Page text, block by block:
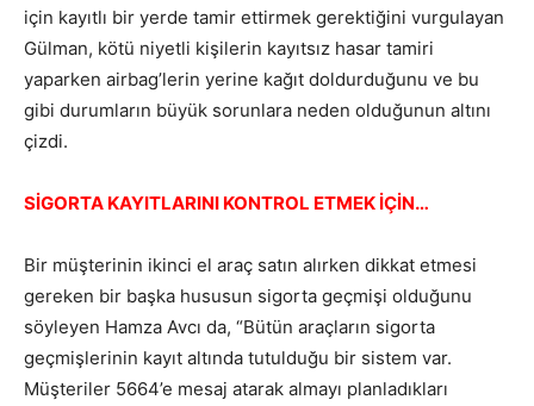
için kayıtlı bir yerde tamir ettirmek gerektiğini vurgulayan
Gülman, kötü niyetli kişilerin kayıtsız hasar tamiri
yaparken airbag’lerin yerine kağıt doldurduğunu ve bu
gibi durumların büyük sorunlara neden olduğunun altını
çizdi.
SİGORTA KAYITLARINI KONTROL ETMEK İÇİN…
Bir müşterinin ikinci el araç satın alırken dikkat etmesi
gereken bir başka hususun sigorta geçmişi olduğunu
söyleyen Hamza Avcı da, “Bütün araçların sigorta
geçmişlerinin kayıt altında tutulduğu bir sistem var.
Müşteriler 5664’e mesaj atarak almayı planladıkları